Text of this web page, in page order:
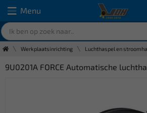
Menu
Werkplaatsinrichting Luchthaspel en
9U0201A FORCE Automatische